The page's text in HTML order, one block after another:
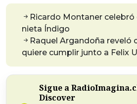
Ricardo Montaner
nieta Índigo
Raquel Argandoña reveló
quiere cumplir junto a Felix
Sigue a
Discover